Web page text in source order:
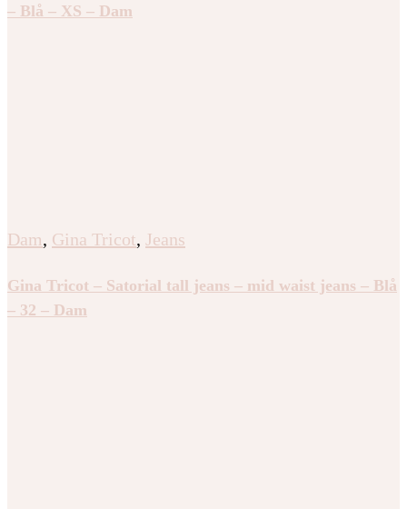
– Blå – XS – Dam
Dam, Gina Tricot, Jeans
Gina Tricot – Satorial tall jeans – mid waist jeans – Blå
– 32 – Dam